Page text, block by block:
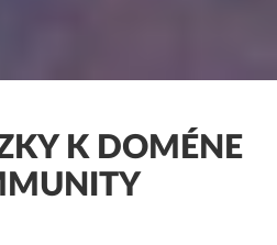
K DOMÉNE